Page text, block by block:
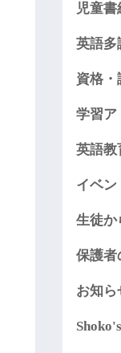
児童書
英語多
資格・
学習ア
英語教
イベン
生徒か
保護者
お知ら